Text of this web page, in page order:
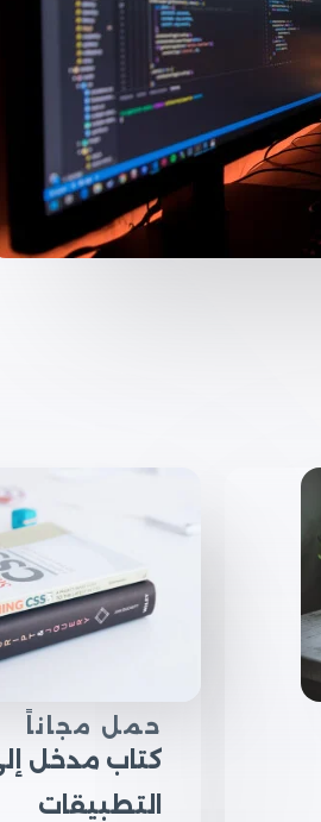
حمل مجاناً
كتاب مدخل
التطبيقات